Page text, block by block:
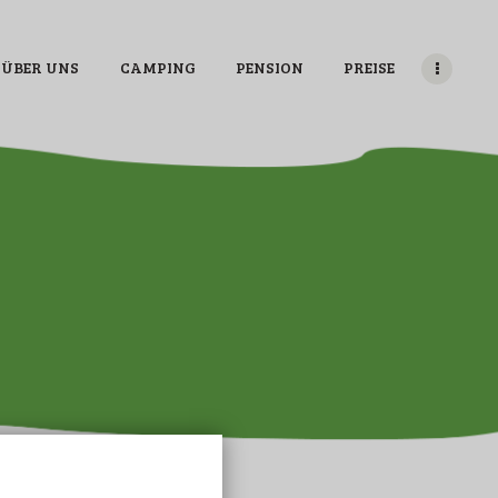
ÜBER UNS CAMPING PENSION PREISE